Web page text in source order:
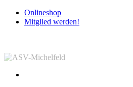
Onlineshop
Mitglied werden!